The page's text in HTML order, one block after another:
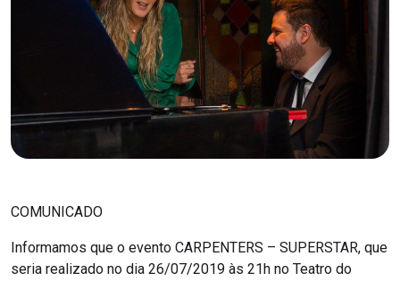
COMUNICADO
Informamos que o evento CARPENTERS – SUPERSTAR, que
seria realizado no dia 26/07/2019 às 21h no Teatro do